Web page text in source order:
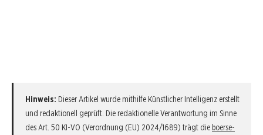
Hinweis: Dieser Artikel wurde mithilfe Künstlicher Intelligenz erstellt
und redaktionell geprüft. Die redaktionelle Verantwortung im Sinne
des Art. 50 KI-VO (Verordnung (EU) 2024/1689) trägt die boerse-